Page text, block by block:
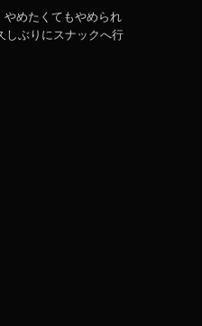
やめたくてもやめられ
しぶりにスナックへ行